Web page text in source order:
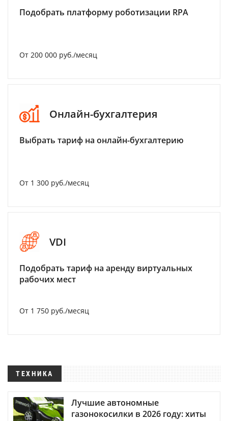
Подобрать платформу роботизации RPA
От 200 000 руб./месяц
Онлайн-бухгалтерия
Выбрать тариф на онлайн-бухгалтерию
От 1 300 руб./месяц
VDI
Подобрать тариф на аренду виртуальных
рабочих мест
От 1 750 руб./месяц
ТЕХНИКА
Лучшие автономные
газонокосилки в 2026 году: хиты